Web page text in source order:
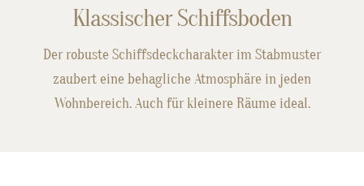
Klassischer Schiffsboden
Der robuste Schiffsdeckcharakter im Stabmuster
zaubert eine behagliche Atmosphäre in jeden
Wohnbereich. Auch für kleinere Räume ideal.